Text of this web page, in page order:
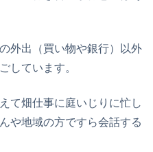
外出（買い物や銀行）以外
しています。
て畑仕事に庭いじりに忙し
や地域の方ですら会話する